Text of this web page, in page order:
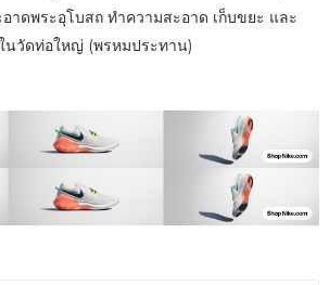
าดพระอุโบสถ ทำความสะอาด เก็บขยะ และ
วัดท่อใหญ่ (พรหมประทาน)